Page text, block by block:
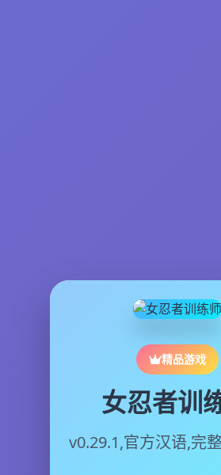
精品游戏
女忍者训
v0.29.1,官方汉语,完